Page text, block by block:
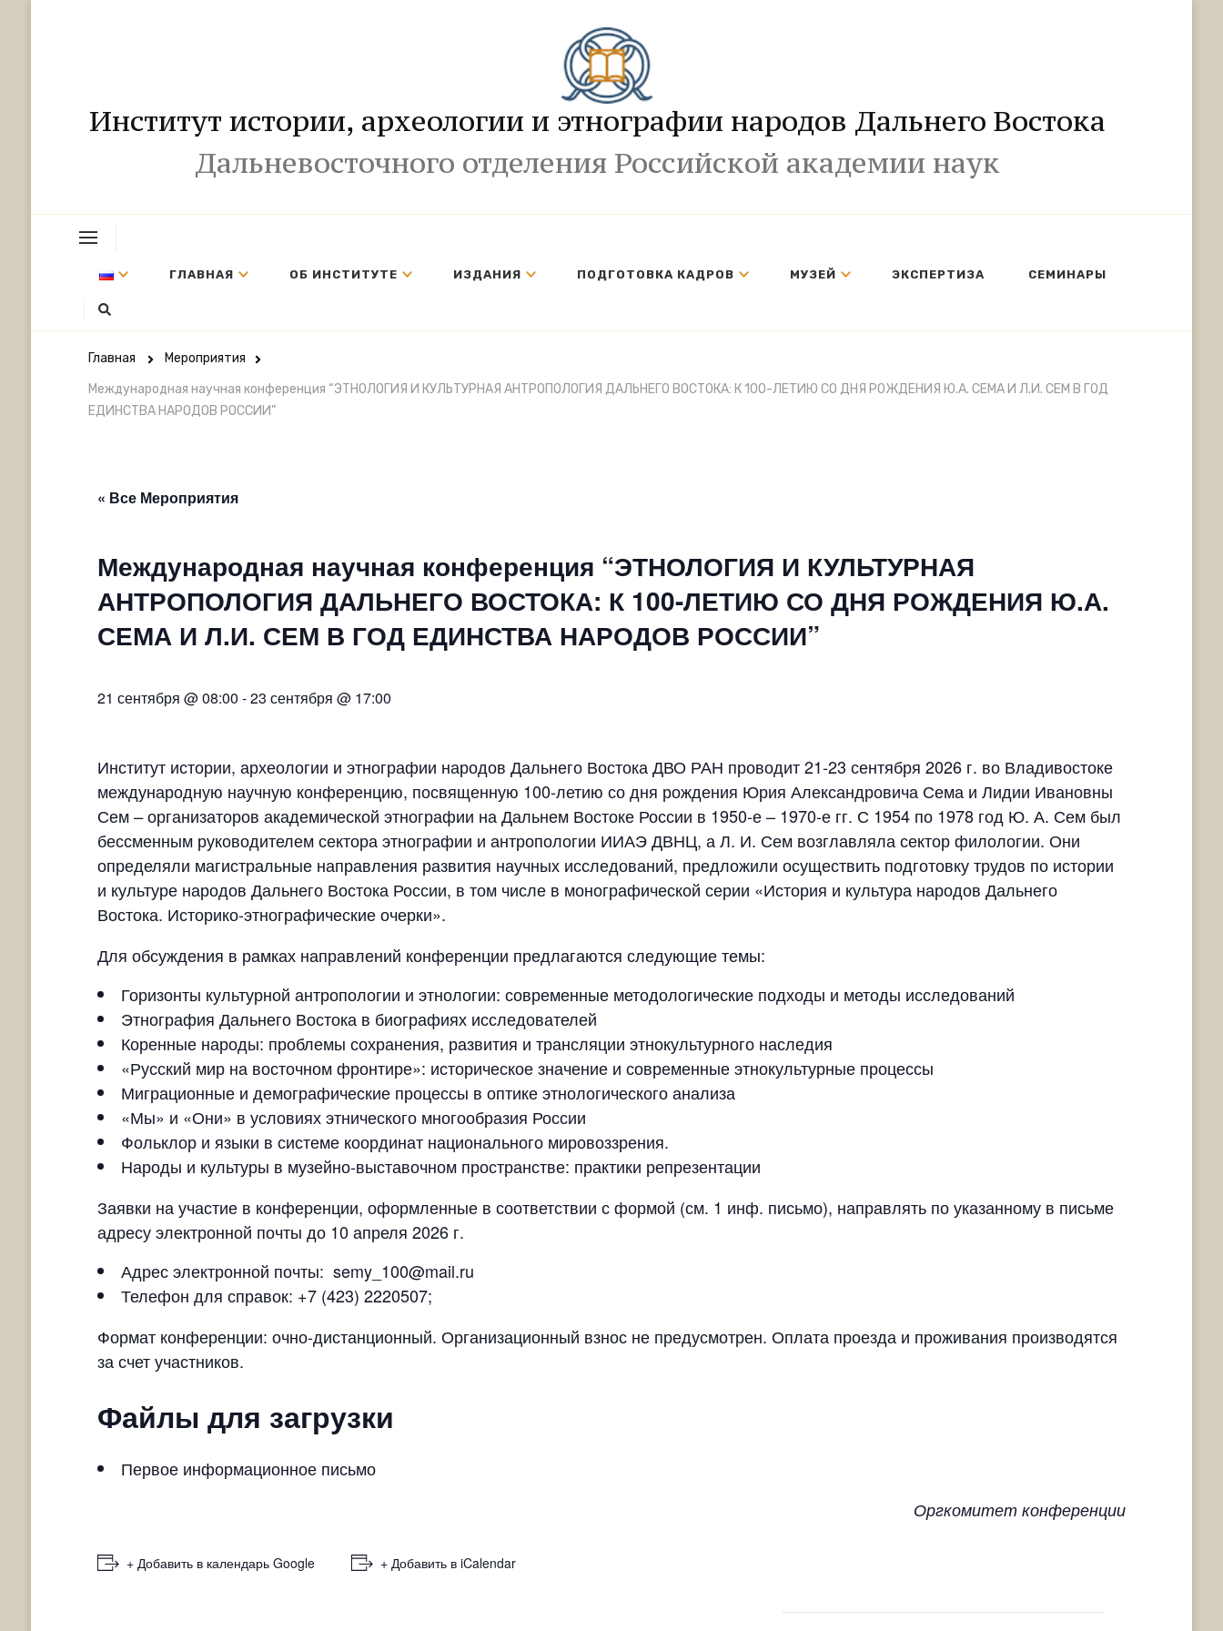
Институт истории, археологии и этнографии народов Дальнего Востока
Дальневосточного отделения Российской академии наук
ГЛАВНАЯ ОБ ИНСТИТУТЕ ИЗДАНИЯ ПОДГОТОВКА КАДРОВ МУЗЕЙ ЭКСПЕРТИЗА СЕМИНАРЫ
Главная
Мероприятия
Международная научная конференция “ЭТНОЛОГИЯ И КУЛЬТУРНАЯ АНТРОПОЛОГИЯ ДАЛЬНЕГО ВОСТОКА: К 100-ЛЕТИЮ СО ДНЯ РОЖДЕНИЯ Ю.А. СЕМА И Л.И. СЕМ В ГОД
ЕДИНСТВА НАРОДОВ РОССИИ”
« Все Мероприятия
Международная научная конференция “ЭТНОЛОГИЯ И КУЛЬТУРНАЯ
АНТРОПОЛОГИЯ ДАЛЬНЕГО ВОСТОКА: К 100-ЛЕТИЮ СО ДНЯ РОЖДЕНИЯ Ю.А.
СЕМА И Л.И. СЕМ В ГОД ЕДИНСТВА НАРОДОВ РОССИИ”
21 сентября @ 08:00 -23 сентября @ 17:00
Институт истории, археологии и этнографии народов Дальнего Востока ДВО РАН проводит 21‑23 сентября 2026 г. во Владивостоке
международную научную конференцию, посвященную 100-летию со дня рождения Юрия Александровича Сема и Лидии Ивановны
Сем–организаторов академической этнографии на Дальнем Востоке России в 1950-е – 1970-е гг. С 1954 по 1978 год Ю. А. Сем был
бессменным руководителем сектора этнографии и антропологии ИИАЭ ДВНЦ, а Л. И. Сем возглавляла сектор филологии. Они
определяли магистральные направления развития научных исследований, предложили осуществить подготовку трудов по истории
и культуре народов Дальнего Востока России, в том числе в монографической серии «История и культура народов Дальнего
Востока. Историко-этнографические очерки».
Для обсуждения в рамках направлений конференции предлагаются следующие темы:
Горизонты культурной антропологии и этнологии: современные методологические подходы и методы исследований
Этнография Дальнего Востока в биографиях исследователей
Коренные народы: проблемы сохранения, развития и трансляции этнокультурного наследия
«Русский мир на восточном фронтире»: историческое значение и современные этнокультурные процессы
Миграционные и демографические процессы в оптике этнологического анализа
«Мы» и «Они» в условиях этнического многообразия России
Фольклор и языки в системе координат национального мировоззрения.
Народы и культуры в музейно-выставочном пространстве: практики репрезентации
Заявки на участие в конференции, оформленные в соответствии с формой (см. 1 инф. письмо), направлять по указанному в письме
адресу электронной почты до 10 апреля 2026 г.
Адрес электронной почты: semy_100@mail.ru
Телефон для справок: +7 (423) 2220507;
Формат конференции: очно-дистанционный. Организационный взнос не предусмотрен. Оплата проезда и проживания производятся
за счет участников.
Файлы для загрузки
Первое информационное письмо
Оргкомитет конференции
+ Добавить в календарь Google + Добавить в iCalendar